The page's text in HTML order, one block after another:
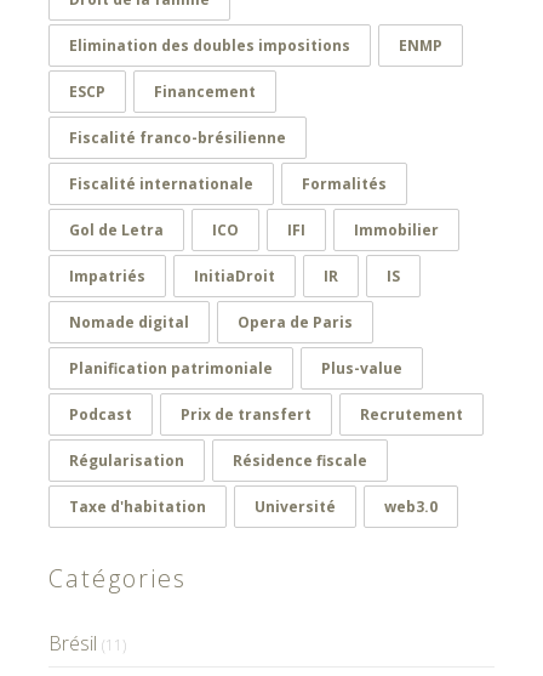
Elimination des doubles impositions ENMP
ESCP Financement
Fiscalité franco-brésilienne
Fiscalité internationale Formalités
Gol de Letra ICO IFI Immobilier
Impatriés InitiaDroit IR IS
Nomade digital Opera de Paris
Planification patrimoniale Plus-value
Podcast Prix de transfert Recrutement
Régularisation Résidence fiscale
Taxe d'habitation Université web3.0
Catégories
Brésil (11)